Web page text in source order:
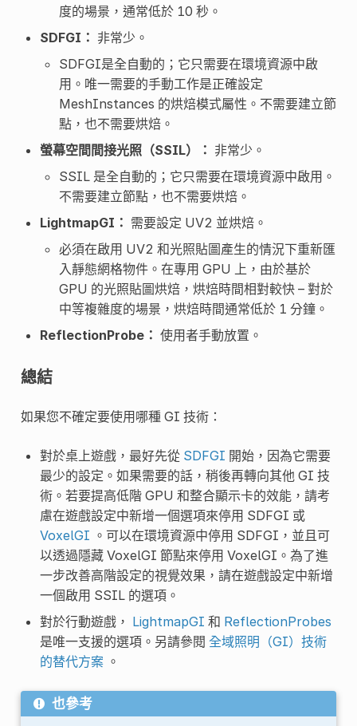
度的場景，通常低於 10 秒。
SDFGI： 非常少。
SDFGI是全自動的；它只需要在環境資源中啟
用。唯一需要的手動工作是正確設定
MeshInstances 的烘焙模式屬性。不需要建立節
點，也不需要烘焙。
螢幕空間間接光照（SSIL）： 非常少。
SSIL 是全自動的；它只需要在環境資源中啟用。
不需要建立節點，也不需要烘焙。
LightmapGI： 需要設定 UV2 並烘焙。
必須在啟用 UV2 和光照貼圖產生的情況下重新匯
入靜態網格物件。在專用 GPU 上，由於基於
GPU 的光照貼圖烘焙，烘焙時間相對較快 – 對於
中等複雜度的場景，烘焙時間通常低於 1 分鐘。
ReflectionProbe： 使用者手動放置。
總結
如果您不確定要使用哪種 GI 技術：
對於桌上遊戲，最好先從 SDFGI 開始，因為它需要
最少的設定。如果需要的話，稍後再轉向其他 GI 技
術。若要提高低階 GPU 和整合顯示卡的效能，請考
慮在遊戲設定中新增一個選項來停用 SDFGI 或
VoxelGI 。可以在環境資源中停用 SDFGI，並且可
以透過隱藏 VoxelGI 節點來停用 VoxelGI。為了進
一步改善高階設定的視覺效果，請在遊戲設定中新增
一個啟用 SSIL 的選項。
對於行動遊戲， LightmapGI 和 ReflectionProbes
是唯一支援的選項。另請參閱 全域照明（GI）技術
的替代方案。
也參考